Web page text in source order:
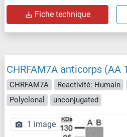
Fiche technique
CHRFAM7A anticorps (AA
CHRFAM7A Reactivité: Humain
Polyclonal
unconjugated
1 image